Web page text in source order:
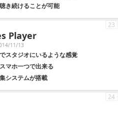
き続けることが可能
Player
11/13
スタジオにいるような感覚
マホ一つで出来る
システムが搭載
23
24